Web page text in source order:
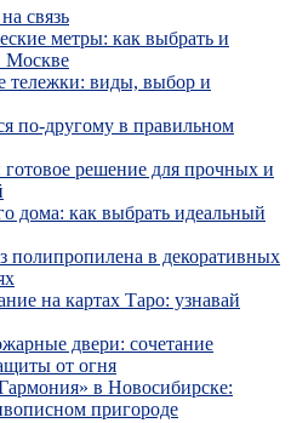
связь
метры: как выбрать и
Москве
тележки: виды, выбор и
по‑другому в правильном
решение для прочных и
дома: как выбрать идеальный
полипропилена в декоративных
на картах Таро: узнавай
двери: сочетание
от огня
в Новосибирске:
пригороде